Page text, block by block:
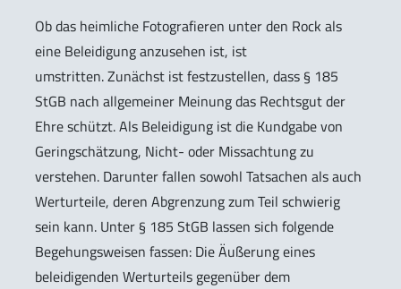
Ob das heimliche Fotografieren unter den Rock als
eine Beleidigung anzusehen ist, ist
umstritten. Zunächst ist festzustellen, dass § 185
StGB nach allgemeiner Meinung das Rechtsgut der
Ehre schützt. Als Beleidigung ist die Kundgabe von
Geringschätzung, Nicht- oder Missachtung zu
verstehen. Darunter fallen sowohl Tatsachen als auch
Werturteile, deren Abgrenzung zum Teil schwierig
sein kann. Unter § 185 StGB lassen sich folgende
Begehungsweisen fassen: Die Äußerung eines
beleidigenden Werturteils gegenüber dem